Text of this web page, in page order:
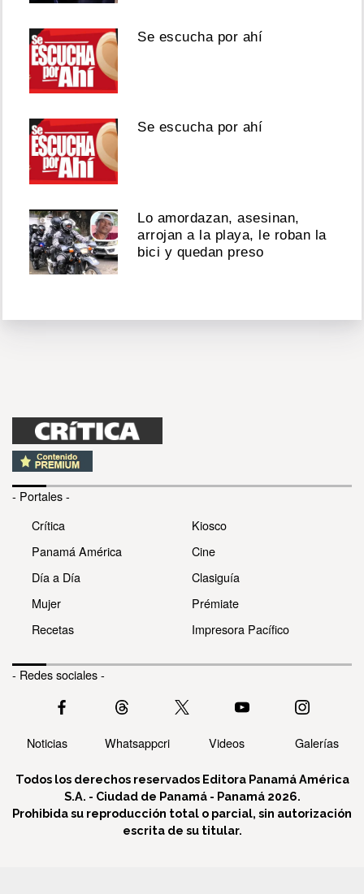
Se escucha por ahí
Se escucha por ahí
Lo amordazan, asesinan,
arrojan a la playa, le roban la
bici y quedan preso
- Portales -
Crítica
Panamá América
Día a Día
Mujer
Recetas
Kiosco
Cine
Clasiguía
Prémiate
Impresora Pacífico
- Redes sociales -
Noticias Whatsappcri Videos Galerías
Todos los derechos reservados Editora Panamá América
S.A. - Ciudad de Panamá - Panamá 2026.
Prohibida su reproducción total o parcial, sin autorización
escrita de su titular.